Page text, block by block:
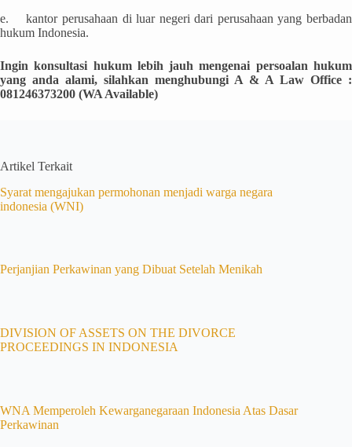
e. kantor perusahaan di luar negeri dari perusahaan yang berbadan
hukum Indonesia.
Ingin konsultasi hukum lebih jauhmengenai persoalan hukum
yang anda alami, silahkan menghubungi A & A Law Office :
081246373200 (WA Available)
Artikel Terkait
Syarat mengajukan permohonan menjadi warga negara
indonesia (WNI)
Perjanjian Perkawinan yang Dibuat Setelah Menikah
DIVISION OF ASSETS ON THE DIVORCE
PROCEEDINGS IN INDONESIA
WNA Memperoleh Kewarganegaraan Indonesia Atas Dasar
Perkawinan